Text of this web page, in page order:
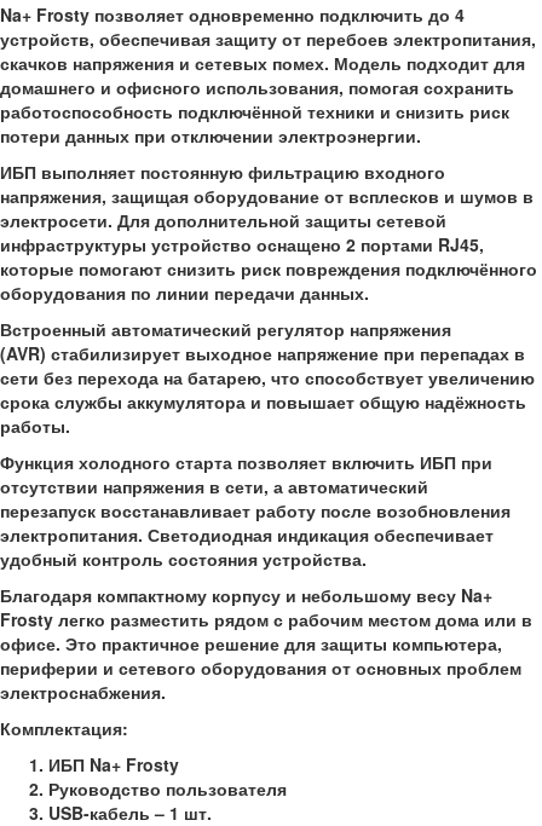
Na+ Frosty позволяет одновременно подключить до 4
устройств, обеспечивая защиту от перебоев электропитания,
скачков напряжения и сетевых помех. Модель подходит для
домашнего и офисного использования, помогая сохранить
работоспособность подключённой техники и снизить риск
потери данных при отключении электроэнергии.
ИБП выполняет постоянную фильтрацию входного
напряжения, защищая оборудование от всплесков и шумов в
электросети. Для дополнительной защиты сетевой
инфраструктуры устройство оснащено 2 портами RJ45,
которые помогают снизить риск повреждения подключённого
оборудования по линии передачи данных.
Встроенный автоматический регулятор напряжения
(AVR) стабилизирует выходное напряжение при перепадах в
сети без перехода на батарею, что способствует увеличению
срока службы аккумулятора и повышает общую надёжность
работы.
Функция холодного старта позволяет включить ИБП при
отсутствии напряжения в сети, а автоматический
перезапуск восстанавливает работу после возобновления
электропитания. Светодиодная индикация обеспечивает
удобный контроль состояния устройства.
Благодаря компактному корпусу и небольшому весу Na+
Frosty легко разместить рядом с рабочим местом дома или в
офисе. Это практичное решение для защиты компьютера,
периферии и сетевого оборудования от основных проблем
электроснабжения.
Комплектация:
ИБП Na+ Frosty
Руководство пользователя
USB-кабель – 1 шт.